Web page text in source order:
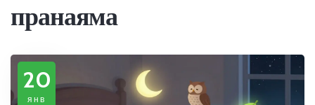
пранаяма
20
янв